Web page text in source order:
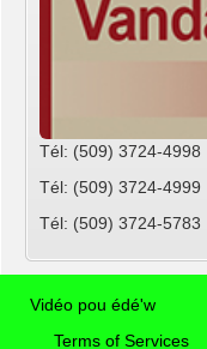
Tél: (509) 3724-4998
Tél: (509) 3724-4999
Tél: (509) 3724-5783
Vidéo pou édé'w
Terms of Services